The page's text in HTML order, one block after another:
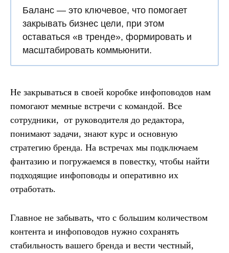
Баланс — это ключевое, что помогает
закрывать бизнес цели, при этом
оставаться «в тренде», формировать и
масштабировать коммьюнити.
Не закрываться в своей коробке инфоповодов нам
помогают мемные встречи с командой. Все
сотрудники, от руководителя до редактора,
понимают задачи, знают курс и основную
стратегию бренда. На встречах мы подключаем
фантазию и погружаемся в повестку, чтобы найти
подходящие инфоповоды и оперативно их
отработать.
Главное не забывать, что с большим количеством
контента и инфоповодов нужно сохранять
стабильность вашего бренда и вести честный,